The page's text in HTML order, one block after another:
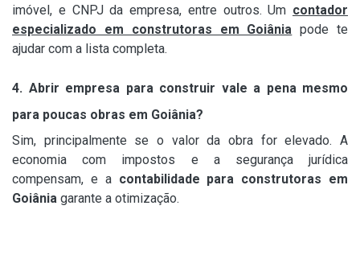
imóvel, e CNPJ da empresa, entre outros. Um contador
especializado em construtoras em Goiânia pode te
ajudar com a lista completa.
4. Abrir empresa para construir vale a pena mesmo
para poucas obras em Goiânia?
Sim, principalmente se o valor da obra for elevado. A
economia com impostos e a segurança jurídica
compensam, e a contabilidade para construtoras em
Goiânia garante a otimização.